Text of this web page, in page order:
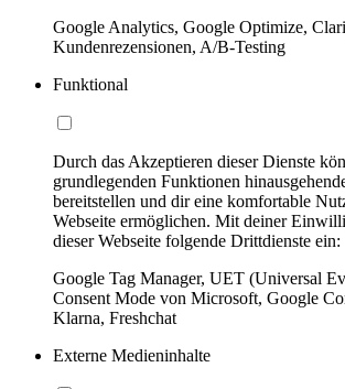
Google Analytics, Google Optimize,
Kundenrezensionen, A/B-Testing
Funktional
Durch das Akzeptieren dieser Dienste
grundlegenden Funktionen
bereitstellen und dir eine komfortable
Webseite ermöglichen. Mit deiner
dieser Webseite folgende Drittdienste ein:
Google Tag Manager, UET (Universal
Consent Mode von Microsoft, Google
Klarna, Freshchat
Externe Medieninhalte